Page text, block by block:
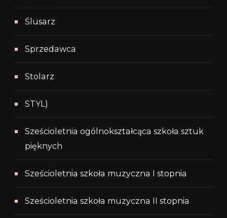
Ślusarz
Sprzedawca
Stolarz
STYL)
Sześcioletnia ogólnokształcąca szkoła sztuk
pięknych
Sześcioletnia szkoła muzyczna I stopnia
Sześcioletnia szkoła muzyczna II stopnia